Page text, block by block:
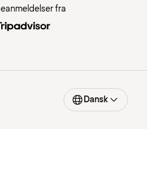
fra
Dansk